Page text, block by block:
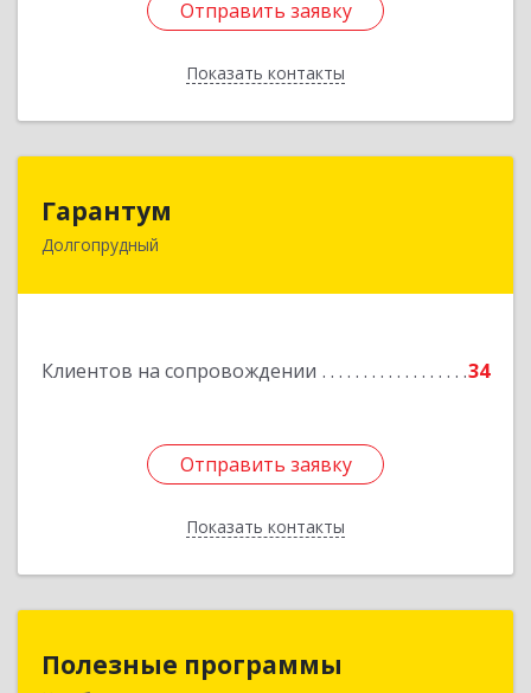
Отправить заявку
Показать контакты
Отправить заявку
Назад
Гарантум
Долгопрудный
Клиентов на сопровождении 34
Отправить заявку
Показать контакты
141707, Московская обл, Долгопрудный г,
Отправить заявку
Назад
Полезные программы